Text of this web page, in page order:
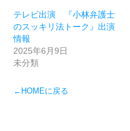
テレビ出演 『小林弁護士
のスッキリ法トーク』出演
情報
2025年6月9日
未分類
←HOMEに戻る